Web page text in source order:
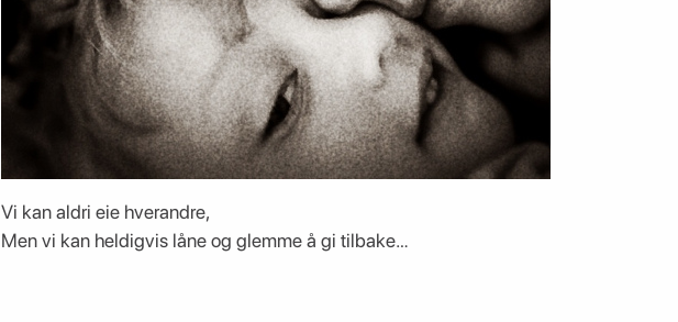
Vi kan aldri eie hverandre,
Men vi kan heldigvis låne og glemme å gi tilbake…